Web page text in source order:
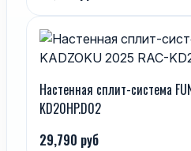
Настенная сплит-система
KD20HP.D02
29,790 руб